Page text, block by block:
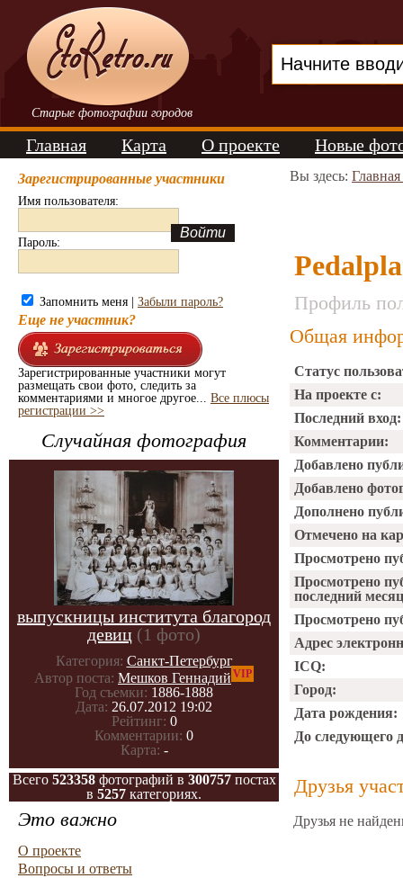
Старые фотографии городов
Главная Карта О проекте Новые
Зарегистрированные участники
Имя пользователя:
Пароль:
Запомнить меня | Забыли пароль?
Еще не участник?
Зарегистрированные участники могут
размещать свои фото, следить за
комментариями и многое другое... Все плюсы
регистрации >>
Случайная фотография
выпускницы института благород
девиц (1 фото)
Категория: Санкт-Петербург
Автор поста: Мешков Геннадий VIP
Год съемки: 1886-1888
Дата: 26.07.2012 19:02
Рейтинг: 0
Комментарии: 0
Карта: -
Всего 523358фотографий в 300757постах
в 5257 категориях.
Это важно
О проекте
Вопросы и ответы
Вы здесь:
Профиль
Общая
Статус
На проекте с:
Последний вход:
Комментарии:
Добавлено
Добавлено
Дополнено
Отмечено на
Просмотрено
Просмотрено
последний
Просмотрено
Адрес
ICQ:
Город:
Дата рождения:
До следующего
Друзья
Друзья не